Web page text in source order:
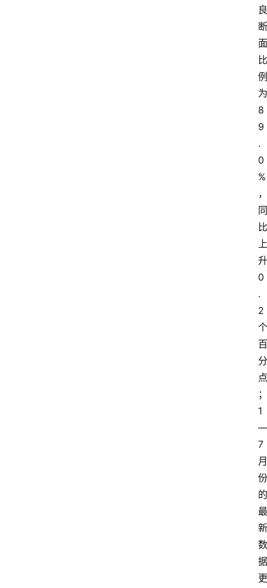
良
断
面
比
例
为
8
9
.
0
%
，
同
比
上
升
0
.
2
个
百
分
点
；
1
—
7
月
份
的
最
新
数
据
更